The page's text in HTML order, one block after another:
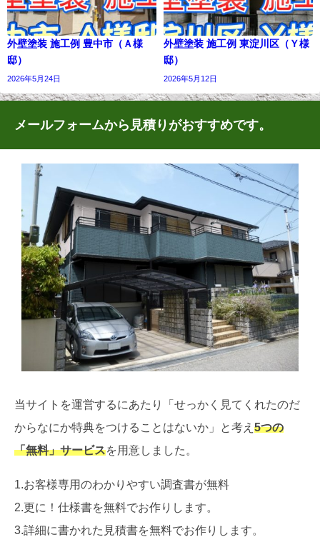
外壁塗装 施工例 豊中市（Ａ様
邸）
2026年5月24日
外壁塗装 施工例 東淀川区（Ｙ様
邸）
2026年5月12日
メールフォームから見積りがおすすめです。
当サイトを運営するにあたり「せっかく見てくれたのだ
からなにか特典をつけることはないか」と考え 5つの
「無料」サービスを用意しました。
1.お客様専用のわかりやすい調査書が無料
2.更に！仕様書を無料でお作りします。
3.詳細に書かれた見積書を無料でお作りします。